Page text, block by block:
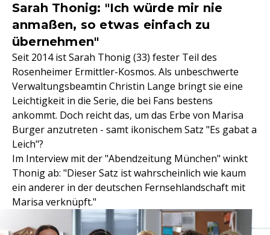
Sarah Thonig: "Ich würde mir nie
anmaßen, so etwas einfach zu
übernehmen"
Seit 2014 ist Sarah Thonig (33) fester Teil des
Rosenheimer Ermittler-Kosmos. Als unbeschwerte
Verwaltungsbeamtin Christin Lange bringt sie eine
Leichtigkeit in die Serie, die bei Fans bestens
ankommt. Doch reicht das, um das Erbe von Marisa
Burger anzutreten - samt ikonischem Satz "Es gabat a
Leich"?
Im Interview mit der "Abendzeitung München" winkt
Thonig ab: "Dieser Satz ist wahrscheinlich wie kaum
ein anderer in der deutschen Fernsehlandschaft mit
Marisa verknüpft."